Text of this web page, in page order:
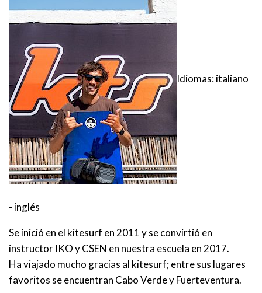
Idiomas: italiano
- inglés
Se inició en el kitesurf en 2011 y se convirtió en
instructor IKO y CSEN en nuestra escuela en 2017.
Ha viajado mucho gracias al kitesurf; entre sus lugares
favoritos se encuentran Cabo Verde y Fuerteventura.